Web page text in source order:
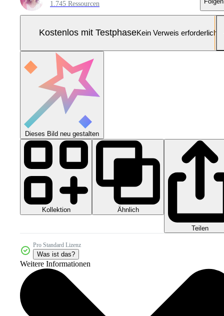
1.745 Ressourcen
Kostenlos mit TestphaseKein Verweis erforderlich
Dieses Bild neu gestalten
Kollektion Ähnlich
Teilen
Pro Standard Lizenz
Was ist das?
Weitere Informationen